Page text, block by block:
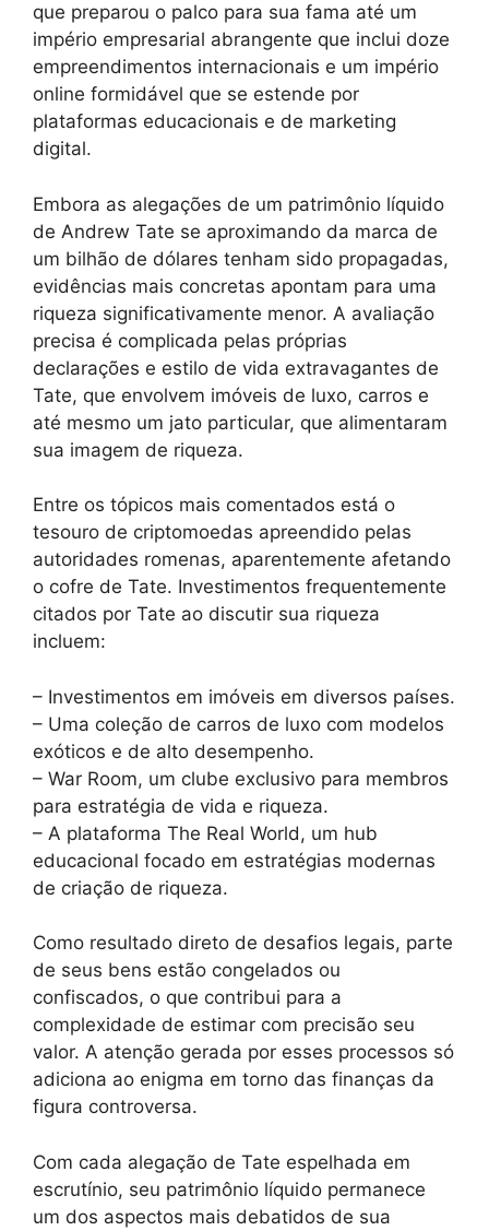
que preparou o palco para sua fama até um
império empresarial abrangente que inclui doze
empreendimentos internacionais e um império
online formidável que se estende por
plataformas educacionais e de marketing
digital.
Embora as alegações de um patrimônio líquido
de Andrew Tate se aproximando da marca de
um bilhão de dólares tenham sido propagadas,
evidências mais concretas apontam para uma
riqueza significativamente menor. A avaliação
precisa é complicada pelas próprias
declarações e estilo de vida extravagantes de
Tate, que envolvem imóveis de luxo, carros e
até mesmo um jato particular, que alimentaram
sua imagem de riqueza.
Entre os tópicos mais comentados está o
tesouro de criptomoedas apreendido pelas
autoridades romenas, aparentemente afetando
o cofre de Tate. Investimentos frequentemente
citados por Tate ao discutir sua riqueza
incluem:
– Investimentos em imóveis em diversos países.
– Uma coleção de carros de luxo com modelos
exóticos e de alto desempenho.
– War Room, um clube exclusivo para membros
para estratégia de vida e riqueza.
– A plataforma The Real World, um hub
educacional focado em estratégias modernas
de criação de riqueza.
Como resultado direto de desafios legais, parte
de seus bens estão congelados ou
confiscados, o que contribui para a
complexidade de estimar com precisão seu
valor. A atenção gerada por esses processos só
adiciona ao enigma em torno das finanças da
figura controversa.
Com cada alegação de Tate espelhada em
escrutínio, seu patrimônio líquido permanece
um dos aspectos mais debatidos de sua